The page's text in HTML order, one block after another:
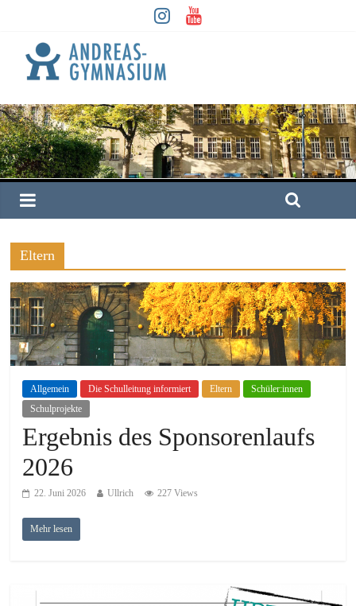
Eltern
Allgemein Die Schulleitung informiert Eltern
Schüler:innen
Schulprojekte
Ergebnis des Sponsorenlaufs
2026
22. Juni 2026 Ullrich 227 Views
Mehr lesen